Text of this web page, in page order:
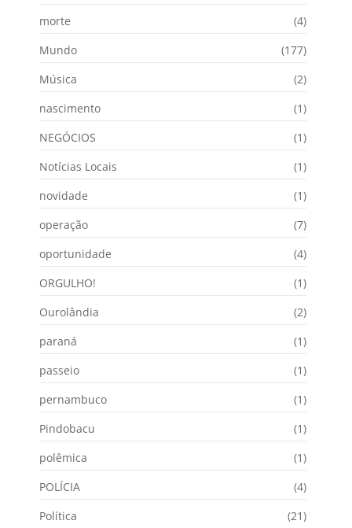
morte
(4)
Mundo
(177)
Música
(2)
nascimento
(1)
NEGÓCIOS
(1)
Notícias Locais
(1)
novidade
(1)
operação
(7)
oportunidade
(4)
ORGULHO!
(1)
Ourolândia
(2)
paraná
(1)
passeio
(1)
pernambuco
(1)
Pindobacu
(1)
polêmica
(1)
POLÍCIA
(4)
Política
(21)